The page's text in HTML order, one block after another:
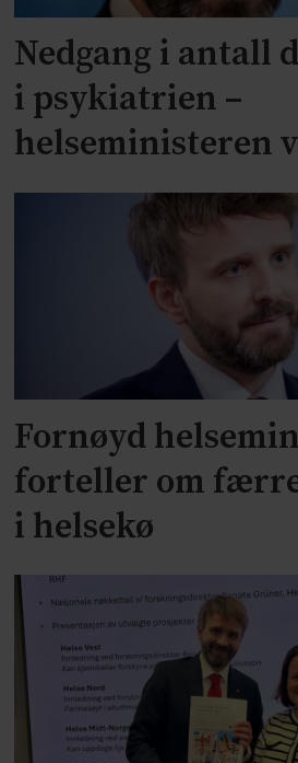
Nedgang i antall
i psykiatrien –
helseministeren
Fornøyd
forteller om
i helsekø